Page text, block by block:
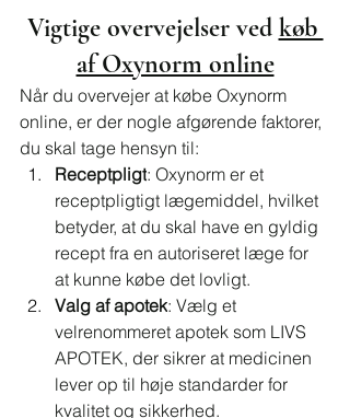
Vigtige overvejelser ved køb
af Oxynorm online
Når du overvejer at købe Oxynorm
online, er der nogle afgørende faktorer,
du skal tage hensyn til:
Receptpligt: Oxynorm er et
receptpligtigt lægemiddel, hvilket
betyder, at du skal have en gyldig
recept fra en autoriseret læge for
at kunne købe det lovligt.
Valg af apotek: Vælg et
velrenommeret apotek som LIVS
APOTEK, der sikrer at medicinen
lever op til høje standarder for
kvalitet og sikkerhed.